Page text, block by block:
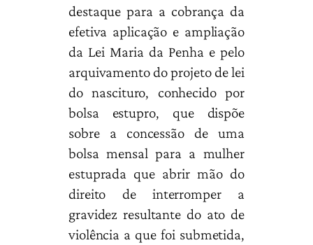
destaque para a cobrança da
efetiva aplicação e ampliação
da Lei Maria da Penha e pelo
arquivamento do projeto de lei
do nascituro, conhecido por
bolsa estupro, que dispõe
sobre a concessão de uma
bolsa mensal para a mulher
estuprada que abrir mão do
direito de interromper a
gravidez resultante do ato de
violência a que foi submetida,